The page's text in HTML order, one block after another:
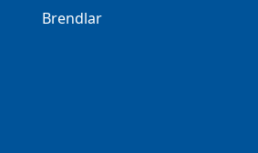
Brendlar